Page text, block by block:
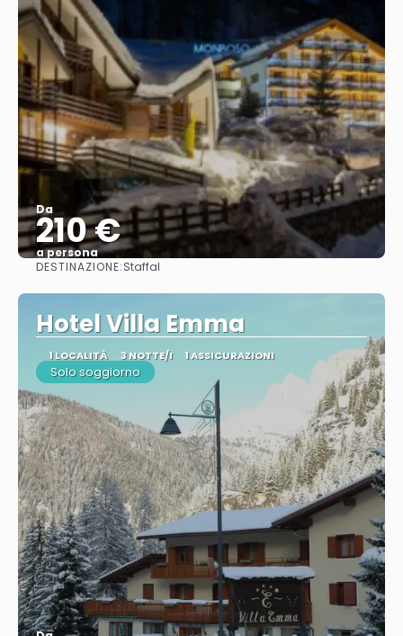
Da
210 €
a persona
DESTINAZIONE:Staffal
Hotel Villa Emma
1 LOCALITÀ 3 NOTTE/I 1 ASSICURAZIONI
Solo soggiorno